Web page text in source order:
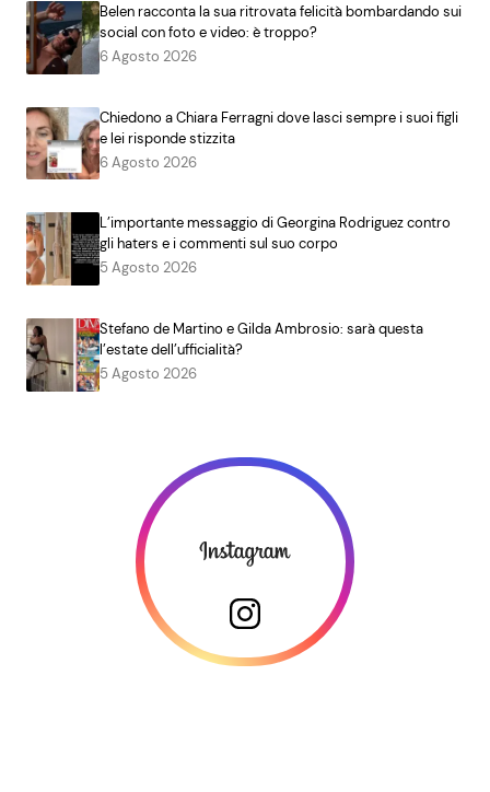
Belen racconta la sua ritrovata felicità bombardando sui
social con foto e video: è troppo?
6 Agosto 2026
Chiedono a Chiara Ferragni dove lasci sempre i suoi figli
e lei risponde stizzita
6 Agosto 2026
L’importante messaggio di Georgina Rodriguez contro
gli haters e i commenti sul suo corpo
5 Agosto 2026
Stefano de Martino e Gilda Ambrosio: sarà questa
l’estate dell’ufficialità?
5 Agosto 2026